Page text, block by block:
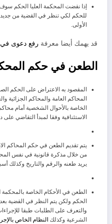
إذا نقضت المحكمة العليا الحكم
للحكم لكي تنظر في القضية من
الأولى.
قد يهمك أيضا معرفة رفع دعوى في
الطعن في حكم
المقصود به الاعتراض على الحكم
المحاكم العامة والمحاكم الجزائية
الخاصة بالأحوال الشخصية أمام
الاستئنافية وفقا لمبدأ التقاضي على
يتم تقديم الطعن في حكم المحاكم
من خلال مذكرة قانونية في نفس
يريد طعنه والرقم والتاريخ وكذلك
الطعن في الأحكام الخاصة بالمحكمة
الحكم ولكن يتم النظر في القضية
والتعرف على الطلبات طبقا
الشرعية وكذلك النظام الخاص